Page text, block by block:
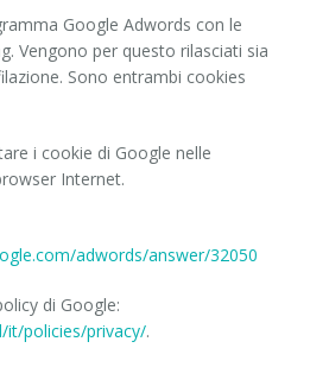
Google Adwords con le
Vengono per questo rilasciati sia
Sono entrambi cookies
i cookie di Google nelle
Internet.
adwords/answer/32050
di Google:
it/policies/privacy/.